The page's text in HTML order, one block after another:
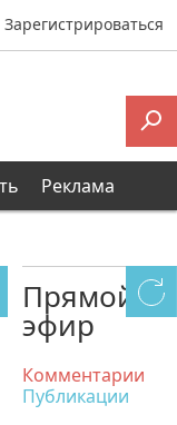
Зарегистрироваться
Реклама
Прямой
эфир
Комментарии
Публикации